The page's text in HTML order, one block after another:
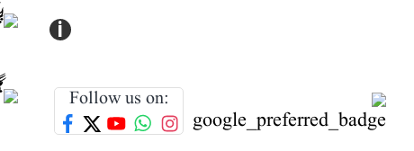
i
Follow us on: